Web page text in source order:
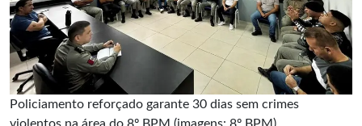
Policiamento reforçado garante 30 dias sem crimes